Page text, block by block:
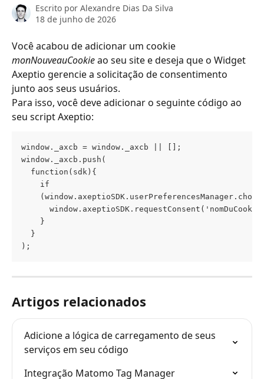
Escrito por Alexandre Dias Da Silva
18 de junho de 2026
Você acabou de adicionar um cookie
monNouveauCookie ao seu site e deseja que o Widget
Axeptio gerencie a solicitação de consentimento
junto aos seus usuários.
Para isso, você deve adicionar o seguinte código ao
seu script Axeptio:
window._axcb = window._axcb || [];
window._axcb.push(
  function(sdk){
    if
    }
  }
);
Artigos relacionados
Adicione a lógica de carregamento de seus
serviços em seu código
Integração Matomo Tag Manager